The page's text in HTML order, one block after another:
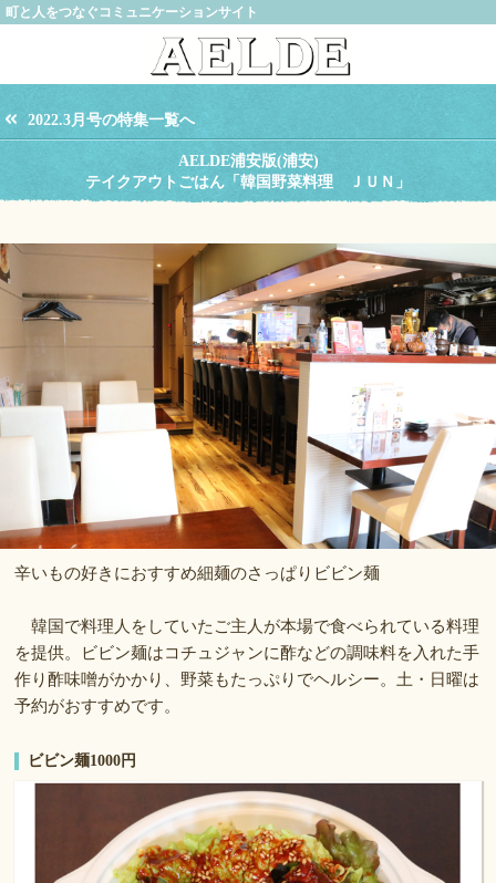
町と人をつなぐコミュニケーションサイト
2022.3月号の特集一覧へ
AELDE浦安版(浦安)
テイクアウトごはん「韓国野菜料理 ＪＵＮ」
辛いもの好きにおすすめ細麺のさっぱりビビン麺
韓国で料理人をしていたご主人が本場で食べられている料理
を提供。ビビン麺はコチュジャンに酢などの調味料を入れた手
作り酢味噌がかかり、野菜もたっぷりでヘルシー。土・日曜は
予約がおすすめです。
ビビン麺1000円